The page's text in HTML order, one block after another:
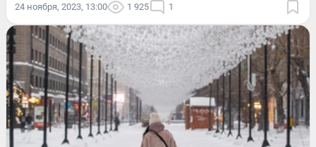
24 ноября, 2023, 13:00 1 925 1